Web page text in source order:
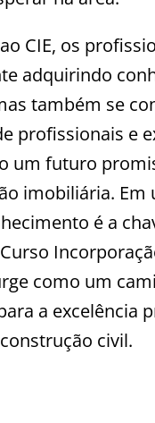
CIE, os
adquirindo
também se
profissionais e
um futuro
imobiliária. Em
é a
como um
a excelência
civil.